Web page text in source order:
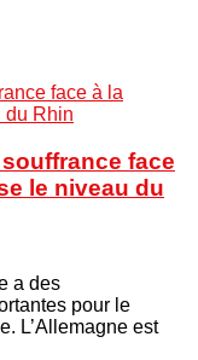
face
le niveau du
a des
pour le
L’Allemagne est